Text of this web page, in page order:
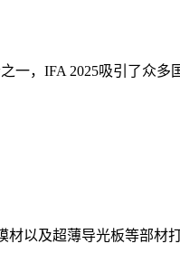
一，IFA 2025吸引了众多
以及超薄导光板等部材打